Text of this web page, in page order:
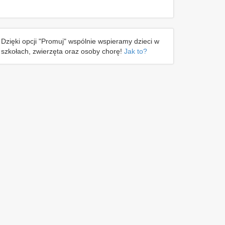
Dzięki opcji "Promuj" wspólnie wspieramy dzieci w
szkołach, zwierzęta oraz osoby chorę! Jak to?